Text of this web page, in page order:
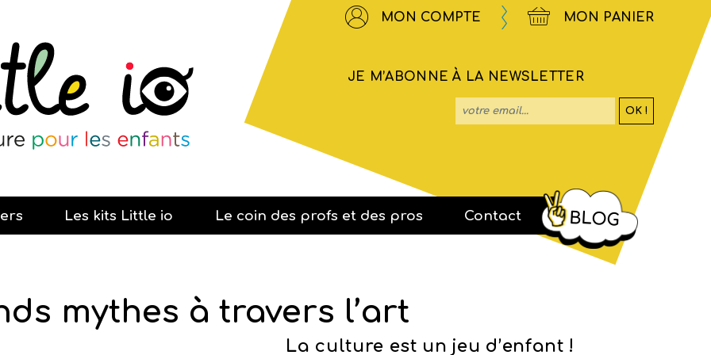
MON COMPTE MON PANIER
JE M’ABONNE À LA NEWSLETTER
OK !
Les kits Little io Le coin des profs et des pros Contact BLOG
mythes à travers l’art
La culture est un jeu d’enfant !